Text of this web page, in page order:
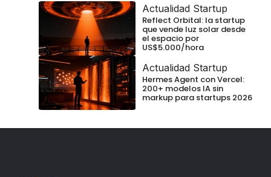
Actualidad Startup
Reflect Orbital: la startup
que vende luz solar desde
el espacio por
US$5.000/hora
Actualidad Startup
Hermes Agent con Vercel:
200+ modelos IA sin
markup para startups 2026